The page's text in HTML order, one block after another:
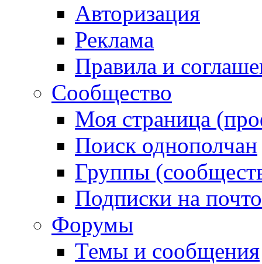
Авторизация
Реклама
Правила и
Сообщество
Моя страница
Поиск однополчан
Группы
Подписки на
Форумы
Темы и сообщения